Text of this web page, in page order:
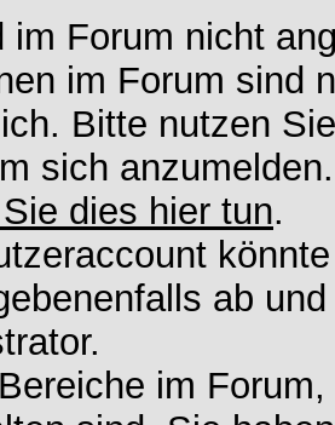
im Forum nicht
im Forum sind
Bitte nutzen
sich
dies hier tun.
ab
im